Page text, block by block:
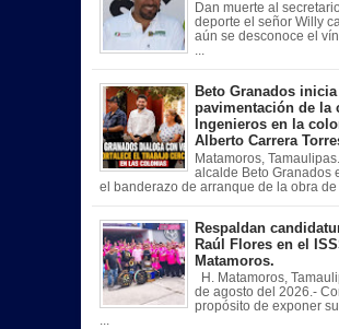
Dan muerte al
deporte el señor Willy
aún se desconoce el
Beto Granados inicia
pavimentación de la
Ingenieros en la
Alberto Carrera
Matamoros,
alcalde Beto Granados
el banderazo de arranque de la obra de
Respaldan
Raúl Flores en el
Matamoros.
H. Matamoros,
de agosto del 2026.-
propósito de exponer
...